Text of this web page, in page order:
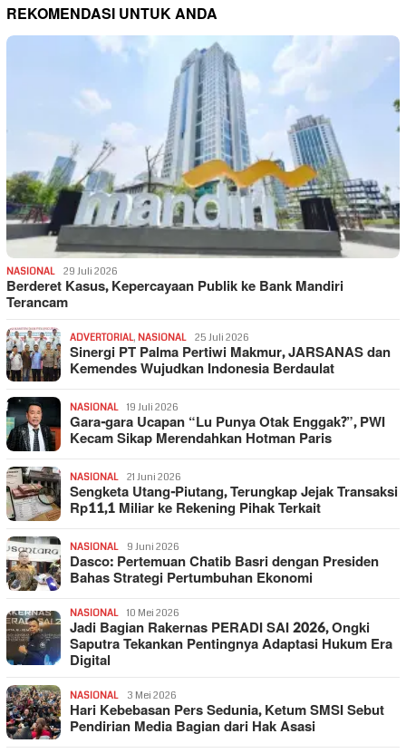
REKOMENDASI UNTUK ANDA
NASIONAL 29 Juli 2026
Berderet Kasus, Kepercayaan Publik ke Bank Mandiri
Terancam
ADVERTORIAL, NASIONAL 25 Juli 2026
Sinergi PT Palma Pertiwi Makmur, JARSANAS dan
Kemendes Wujudkan Indonesia Berdaulat
NASIONAL 19 Juli 2026
Gara-gara Ucapan “Lu Punya Otak Enggak?”, PWI
Kecam Sikap Merendahkan Hotman Paris
NASIONAL 21 Juni 2026
Sengketa Utang-Piutang, Terungkap Jejak Transaksi
Rp11,1 Miliar ke Rekening Pihak Terkait
NASIONAL 9 Juni 2026
Dasco: Pertemuan Chatib Basri dengan Presiden
Bahas Strategi Pertumbuhan Ekonomi
NASIONAL 10 Mei 2026
Jadi Bagian Rakernas PERADI SAI 2026, Ongki
Saputra Tekankan Pentingnya Adaptasi Hukum Era
Digital
NASIONAL 3 Mei 2026
Hari Kebebasan Pers Sedunia, Ketum SMSI Sebut
Pendirian Media Bagian dari Hak Asasi